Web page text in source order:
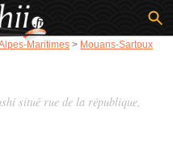
Maritimes > Mouans-Sartoux
situé rue de la république,